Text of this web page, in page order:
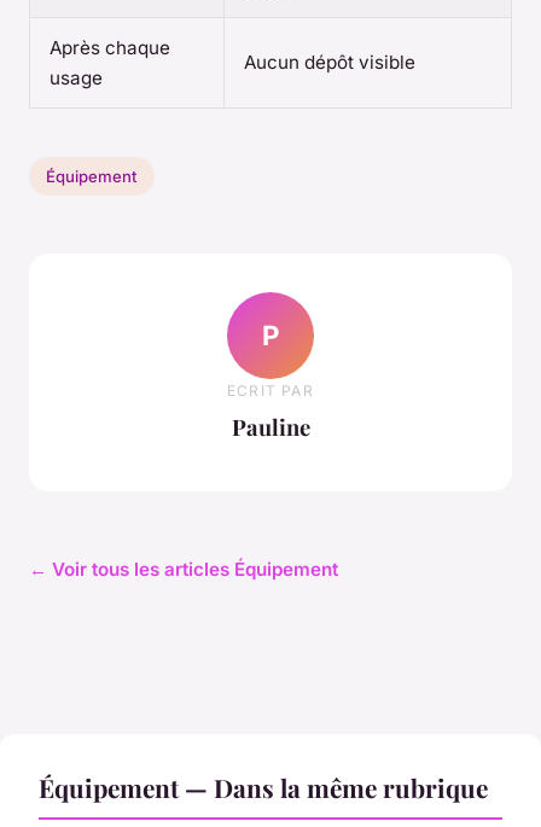
Après chaque
usage
Aucun dépôt visible
Équipement
P
ECRIT PAR
Pauline
← Voir tous les articles Équipement
Équipement — Dans la même rubrique